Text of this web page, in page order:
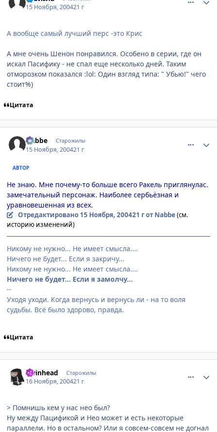
15 Ноября, 200421 г
А вообще самый лучший перс -это Крис
А мне очень Шенон понравился. Особено в серии, где он
искал Пасифику - не спал еще несколько дней. Таким
отморозком показался :lol: Один взгляд типа: " Убью!" чего
стоит%)
Цитата
Nabbe Старожилы
15 Ноября, 200421 г
АВТОР
Не знаю. Мне почему-то больше всего Ракель приглянулас.
замечательный персонаж. Наиболее сербьёзная и
уравновешенная из всех.
Отредактировано 15 Ноября, 200421 гот Nabbe(см.
историю изменений)
Никому не нужно... Не имеет смысла....
Ничего не будет... Если я закричу...
Никому не нужно... Не имеет смысла....
Ничего не будет... Если я замолчу...
--
Уходя уходи. Когда вернусь и вернусь ли - на то воля
судьбы. Всё было здорово, правда.
Цитата
Twinhead Старожилы
16 Ноября, 200421 г
> Помнишь кем у нас нео был?
Ну между Пацификой и Нео может и есть некоторые
параллели. Но в остальном? Или я совсем-совсем не догнал